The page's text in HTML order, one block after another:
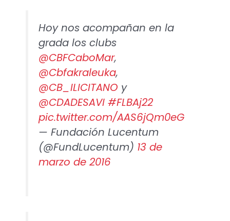
Hoy nos acompañan en la
grada los clubs
@CBFCaboMar,
@Cbfakraleuka,
@CB_ILICITANO y
@CDADESAVI #FLBAj22
pic.twitter.com/AAS6jQm0eG
— Fundación Lucentum
(@FundLucentum) 13 de
marzo de 2016